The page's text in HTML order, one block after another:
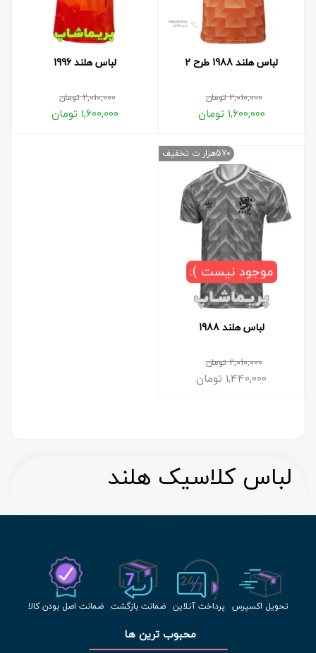
لباس هلند 1988 طرح 2
2,010,000تومان
1,600,000 تومان
لباس هلند 1996
2,010,000تومان
1,600,000 تومان
لباس هلند 1988
2,010,000تومان
1,440,000 تومان
570هزار ت تخفیف
موجود نیست ):
لباس کلاسیک هلند
تحویل اکسپرس پرداخت آنلاین ضمانت بازگشت ضمانت اصل بودن کالا
محبوب ترین ها